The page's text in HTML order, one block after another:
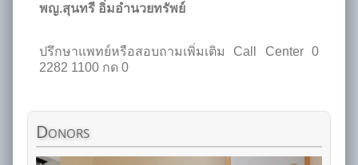
พญ.สุนทรี อิ่มอำนวยทรัพย์
ปรึกษาแพทย์หรือสอบถามเพิ่มเติม Call Center 0
2282 1100 กด 0
Donors